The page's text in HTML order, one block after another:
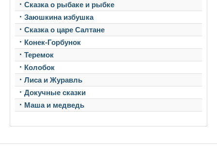
Сказка о рыбаке и рыбке
Заюшкина избушка
Сказка о царе Салтане
Конек-Горбунок
Теремок
Колобок
Лиса и Журавль
Докучные сказки
Маша и медведь